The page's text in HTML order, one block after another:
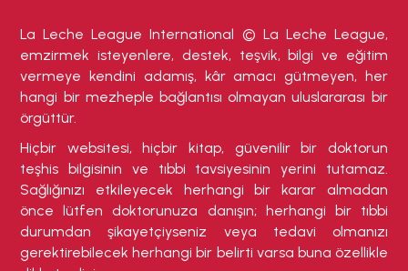
La Leche League International © La Leche League,
emzirmek isteyenlere, destek, teşvik, bilgi ve eğitim
vermeye kendini adamış, kâr amacı gütmeyen, her
hangi bir mezheple bağlantısı olmayan uluslararası bir
örgüttür.
Hiçbir websitesi, hiçbir kitap, güvenilir bir doktorun
teşhis bilgisinin ve tıbbi tavsiyesinin yerini tutamaz.
Sağlığınızı etkileyecek herhangi bir karar almadan
önce lütfen doktorunuza danışın; herhangi bir tıbbi
durumdan şikayetçiyseniz veya tedavi olmanızı
gerektirebilecek herhangi bir belirti varsa buna özellikle